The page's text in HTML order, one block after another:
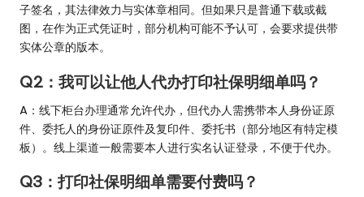
子签名，其法律效力与实体章相同。但如果只是普通下载或截
图，在作为正式凭证时，部分机构可能不予认可，会要求提供带
实体公章的版本。
Q2：我可以让他人代办打印社保明细单吗？
A：线下柜台办理通常允许代办，但代办人需携带本人身份证原
件、委托人的身份证原件及复印件、委托书（部分地区有特定模
板）。线上渠道一般需要本人进行实名认证登录，不便于代办。
Q3：打印社保明细单需要付费吗？